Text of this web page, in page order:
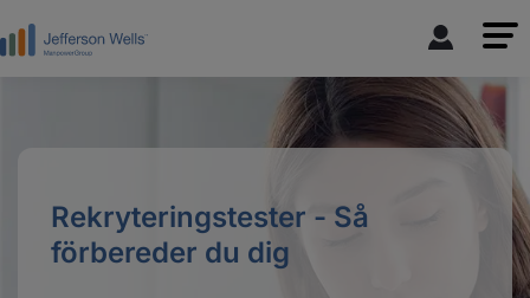
Rekryteringstester - Så
förbereder du dig